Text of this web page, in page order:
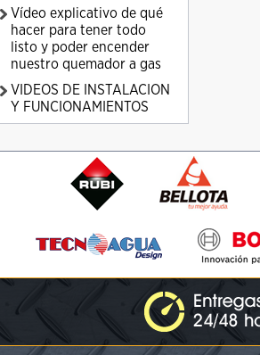
Vídeo explicativo de qué
hacer para tener todo
listo y poder encender
nuestro quemador a gas
VIDEOS DE INSTALACION
Y FUNCIONAMIENTOS